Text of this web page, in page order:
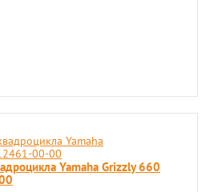
Yamaha Grizzly 660